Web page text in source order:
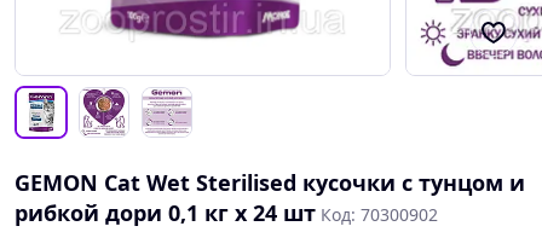
GEMON Cat Wet Sterilised кусочки с тунцом и
рибкой дори 0,1 кг х 24 шт Код: 70300902